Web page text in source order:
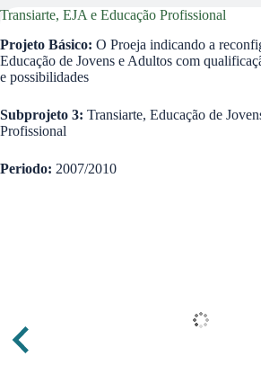
no
03 de Ceilândia
– CEM03
Transiarte, EJA e Educação Profissional
Projeto Básico: O Proeja indicando a
Educação de Jovens e Adultos com
e possibilidades
Subprojeto 3: Transiarte, Educação de
Profissional
Periodo: 2007/2010